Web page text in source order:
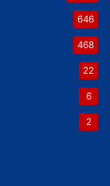
646
468
22
6
2